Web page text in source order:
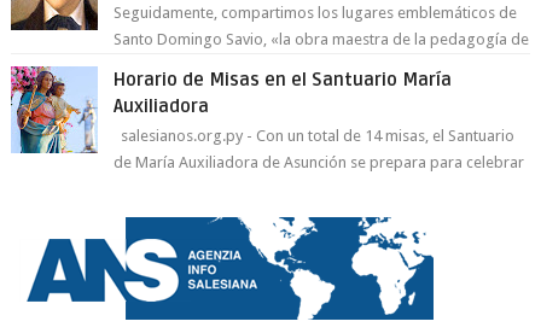
Seguidamente, compartimos los lugares emblemáticos de
Santo Domingo Savio, «la obra maestra de la pedagogía de
Horario de Misas en el Santuario María
Auxiliadora
salesianos.org.py - Con un total de 14 misas, el Santuario
de María Auxiliadora de Asunción se prepara para celebrar